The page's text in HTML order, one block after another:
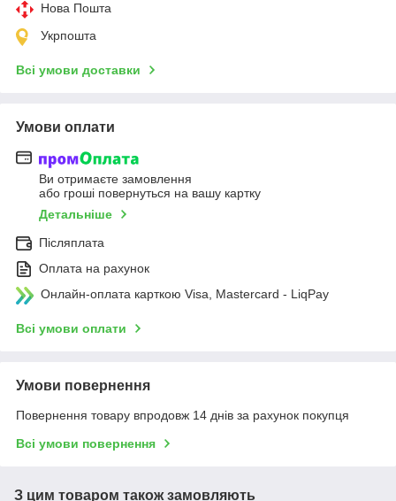
Нова Пошта
Укрпошта
Всі умови доставки
Умови оплати
Ви отримаєте замовлення
або гроші повернуться на вашу картку
Детальніше
Післяплата
Оплата на рахунок
Онлайн-оплата карткою Visa, Mastercard - LiqPay
Всі умови оплати
Умови повернення
Повернення товару впродовж 14 днів за рахунок покупця
Всі умови повернення
З цим товаром також замовляють